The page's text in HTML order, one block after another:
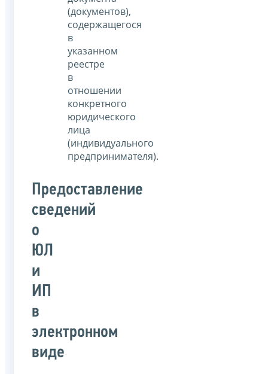
(документов),
содержащегося
в
указанном
реестре
в
отношении
конкретного
юридического
лица
(индивидуального
предпринимателя).
Предоставление
сведений
о
ЮЛ
и
ИП
в
электронном
виде